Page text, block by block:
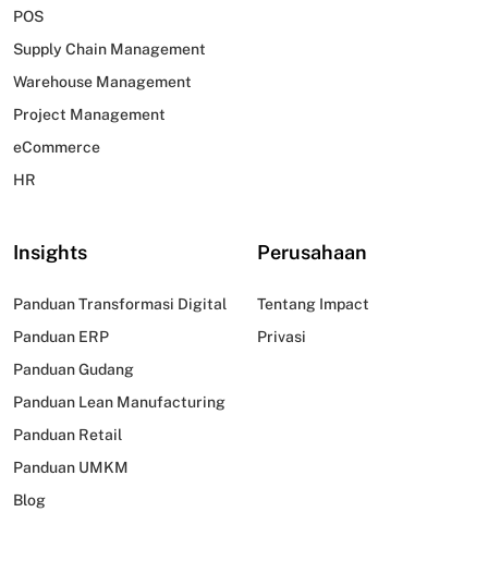
POS
Supply Chain Management
Warehouse Management
Project Management
eCommerce
HR
Insights
Panduan Transformasi Digital
Panduan ERP
Panduan Gudang
Panduan Lean Manufacturing
Panduan Retail
Panduan UMKM
Blog
Perusahaan
Tentang Impact
Privasi